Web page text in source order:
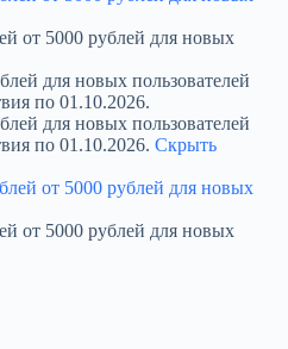
от 5000 рублей для новых
для новых пользователей
по 01.10.2026.
для новых пользователей
по 01.10.2026. Скрыть
от 5000 рублей для новых